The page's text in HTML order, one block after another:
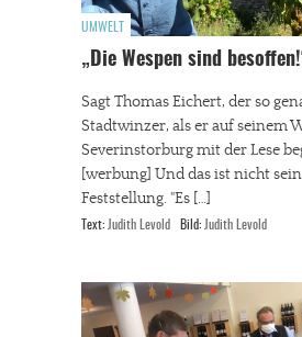
UMWELT
„Die Wespen sind
Sagt Thomas Eichert, der so
Stadtwinzer, als er auf seinem
Severinstorburg mit der Lese
[werbung] Und das ist nicht
Feststellung. "Es […]
Text: Judith Levold Bild: Judith Levold